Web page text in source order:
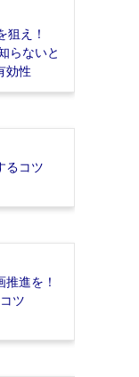
狙え！
らないと
効性
るコツ
推進を！
ツ